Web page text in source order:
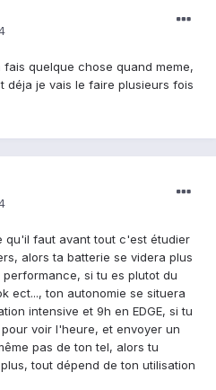
quelque chose quand meme,
déja je vais le faire plusieurs fois
qu'il faut avant tout c'est étudier
alors ta batterie se videra plus
si tu es plutot du
ect..., ton autonomie se situera
intensive et 9h en EDGE, si tu
voir l'heure, et envoyer un
pas de ton tel, alors tu
tout dépend de ton utilisation